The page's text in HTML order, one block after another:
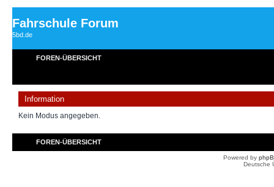
Fahrschule Forum
5bd.de
FOREN-ÜBERSICHT
Information
Kein Modus angegeben.
FOREN-ÜBERSICHT
Powered by
Deutsche